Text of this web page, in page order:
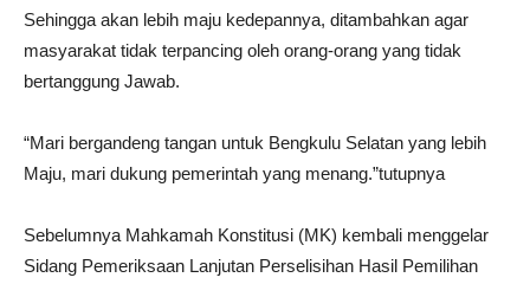
Sehingga akan lebih maju kedepannya, ditambahkan agar
masyarakat tidak terpancing oleh orang-orang yang tidak
bertanggung Jawab.
“Mari bergandeng tangan untuk Bengkulu Selatan yang lebih
Maju, mari dukung pemerintah yang menang.”tutupnya
Sebelumnya Mahkamah Konstitusi (MK) kembali menggelar
Sidang Pemeriksaan Lanjutan Perselisihan Hasil Pemilihan